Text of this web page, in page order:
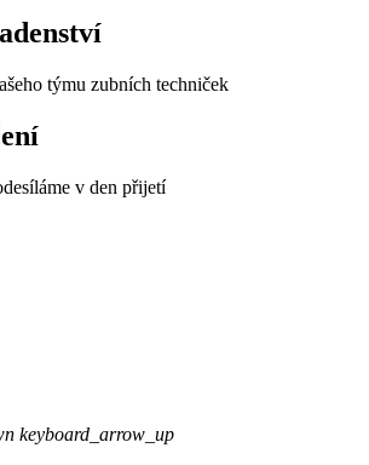
týmu zubních techniček
v den přijetí
keyboard_arrow_up